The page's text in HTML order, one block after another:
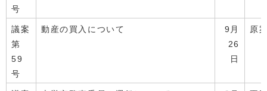
号
議案
第
59
号
動産の買入について
9月
26
日
原